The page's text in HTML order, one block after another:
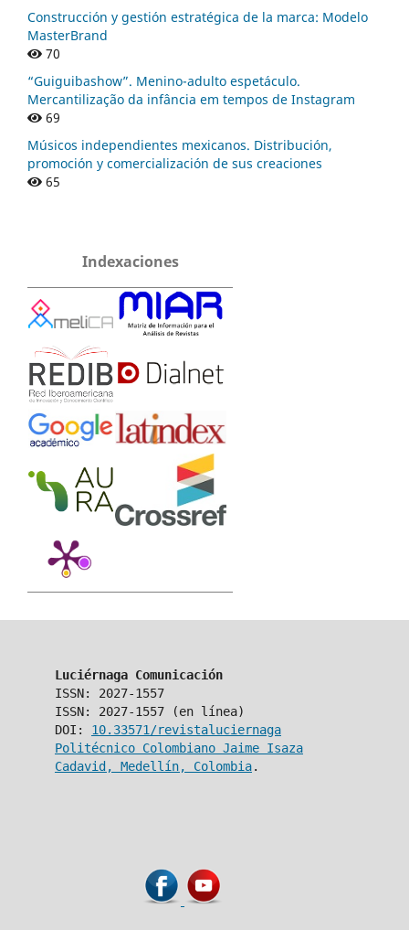
Construcción y gestión estratégica de la marca: Modelo
MasterBrand
70
“Guiguibashow”. Menino-adulto espetáculo.
Mercantilização da infância em tempos de Instagram
69
Músicos independientes mexicanos. Distribución,
promoción y comercialización de sus creaciones
65
Indexaciones
Luciérnaga Comunicación
ISSN: 2027-1557
ISSN: 2027-1557 (en línea)
DOI: 10.33571/revistaluciernaga
Politécnico Colombiano Jaime Isaza
Cadavid, Medellín, Colombia.